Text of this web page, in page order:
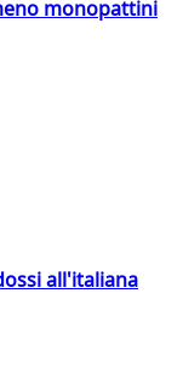
monopattini
all'italiana